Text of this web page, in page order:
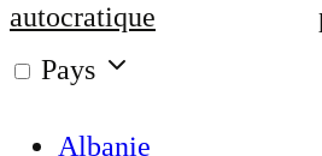
autocratique
Pays
Albanie